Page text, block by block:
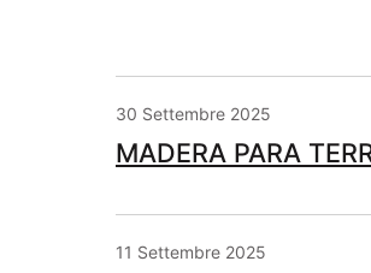
30 Settembre 2025
MADERA PARA
11 Settembre 2025